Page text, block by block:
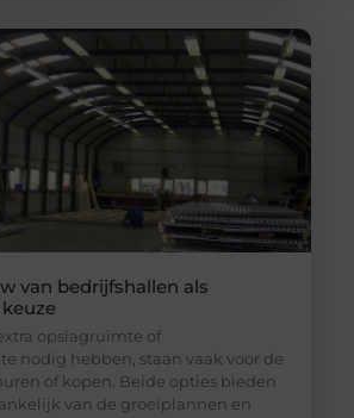
van bedrijfshallen als
opslagruimte of
nodig hebben, staan vaak voor de
of kopen. Beide opties bieden
van de groeiplannen en